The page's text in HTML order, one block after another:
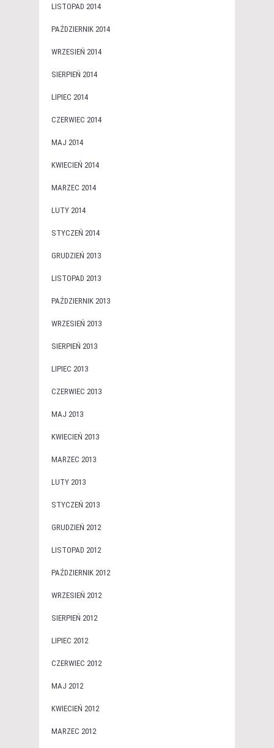
LISTOPAD 2014
PAŹDZIERNIK 2014
WRZESIEŃ 2014
SIERPIEŃ 2014
LIPIEC 2014
CZERWIEC 2014
MAJ 2014
KWIECIEŃ 2014
MARZEC 2014
LUTY 2014
STYCZEŃ 2014
GRUDZIEŃ 2013
LISTOPAD 2013
PAŹDZIERNIK 2013
WRZESIEŃ 2013
SIERPIEŃ 2013
LIPIEC 2013
CZERWIEC 2013
MAJ 2013
KWIECIEŃ 2013
MARZEC 2013
LUTY 2013
STYCZEŃ 2013
GRUDZIEŃ 2012
LISTOPAD 2012
PAŹDZIERNIK 2012
WRZESIEŃ 2012
SIERPIEŃ 2012
LIPIEC 2012
CZERWIEC 2012
MAJ 2012
KWIECIEŃ 2012
MARZEC 2012